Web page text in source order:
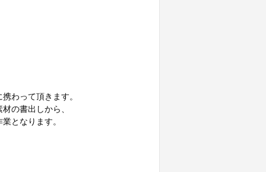
わって頂きます。
の書出しから、
となります。